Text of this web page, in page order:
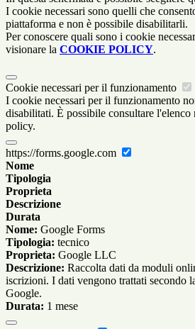
I cookie necessari sono quelli che
piattaforma e non è possibile disabilitarli.
Per conoscere quali sono i cookie
visionare la COOKIE POLICY.
Cookie necessari per il funzionamento
I cookie necessari per il funzionamento
disabilitati. È possibile consultare
policy.
https://forms.google.com
Nome
Tipologia
Proprieta
Descrizione
Durata
Nome: Google Forms
Tipologia: tecnico
Proprieta: Google LLC
Descrizione: Raccolta dati da moduli
iscrizioni. I dati vengono trattati secondo
Google.
Durata: 1 mese